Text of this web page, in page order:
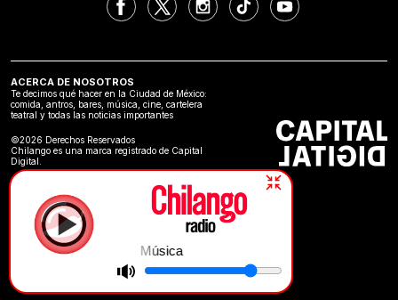
Música
ACERCA DE NOSOTROS
Te decimos qué hacer en la Ciudad de México:
comida, antros, bares, música, cine, cartelera
teatral y todas las noticias importantes
©2026 Derechos Reservados
Chilango es una marca registrado de Capital
Digital.